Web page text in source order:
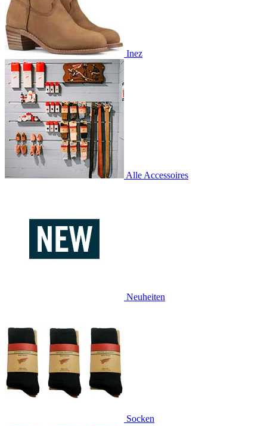
Inez
Alle Accessoires
Neuheiten
Socken